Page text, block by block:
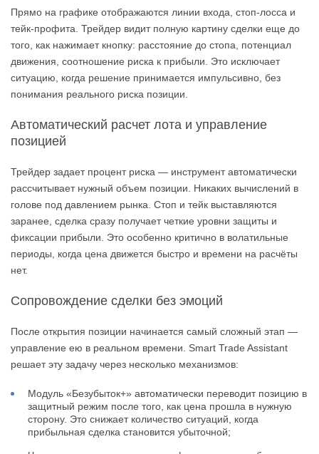
Прямо на графике отображаются линии входа, стоп-лосса и
тейк-профита. Трейдер видит полную картину сделки еще до
того, как нажимает кнопку: расстояние до стопа, потенциал
движения, соотношение риска к прибыли. Это исключает
ситуацию, когда решение принимается импульсивно, без
понимания реального риска позиции.
Автоматический расчет лота и управление
позицией
Трейдер задает процент риска — инструмент автоматически
рассчитывает нужный объем позиции. Никаких вычислений в
голове под давлением рынка. Стоп и тейк выставляются
заранее, сделка сразу получает четкие уровни защиты и
фиксации прибыли. Это особенно критично в волатильные
периоды, когда цена движется быстро и времени на расчёты
нет.
Сопровождение сделки без эмоций
После открытия позиции начинается самый сложный этап —
управление ею в реальном времени. Smart Trade Assistant
решает эту задачу через несколько механизмов:
Модуль «Безубыток+» автоматически переводит позицию в
защитный режим после того, как цена прошла в нужную
сторону. Это снижает количество ситуаций, когда
прибыльная сделка становится убыточной;